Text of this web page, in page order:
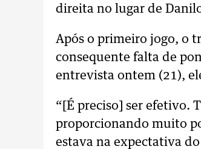
direita no lugar de
Após o primeiro jogo, o
consequente falta de
entrevista ontem (21),
“[É preciso] ser efetivo.
proporcionando muito
estava na expectativa